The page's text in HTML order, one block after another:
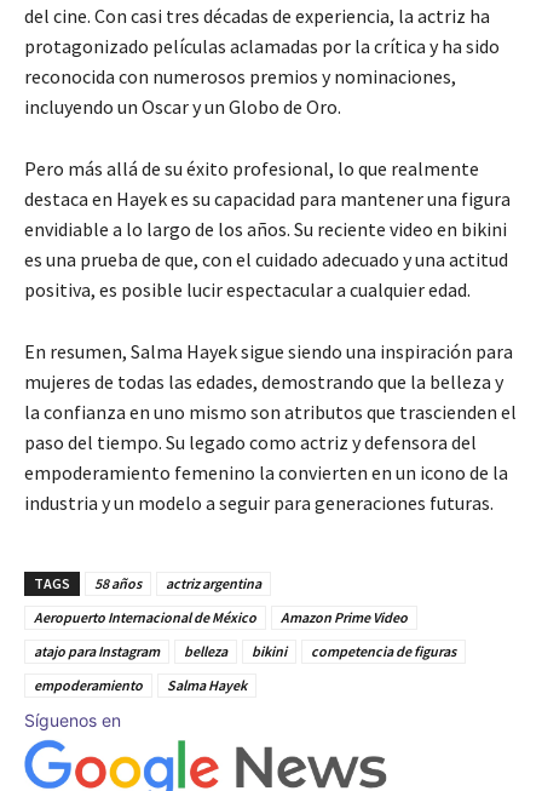
del cine. Con casi tres décadas de experiencia, la actriz ha
protagonizado películas aclamadas por la crítica y ha sido
reconocida con numerosos premios y nominaciones,
incluyendo un Oscar y un Globo de Oro.
Pero más allá de su éxito profesional, lo que realmente
destaca en Hayek es su capacidad para mantener una figura
envidiable a lo largo de los años. Su reciente video en bikini
es una prueba de que, con el cuidado adecuado y una actitud
positiva, es posible lucir espectacular a cualquier edad.
En resumen, Salma Hayek sigue siendo una inspiración para
mujeres de todas las edades, demostrando que la belleza y
la confianza en uno mismo son atributos que trascienden el
paso del tiempo. Su legado como actriz y defensora del
empoderamiento femenino la convierten en un icono de la
industria y un modelo a seguir para generaciones futuras.
TAGS 58 años
actriz argentina
Aeropuerto Internacional de México
Amazon Prime Video
atajo para Instagram
belleza bikini
competencia de figuras
empoderamiento
Salma Hayek
Síguenos en